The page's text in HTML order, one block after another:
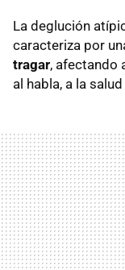
La deglución
caracteriza por
tragar, afectando
al habla, a la